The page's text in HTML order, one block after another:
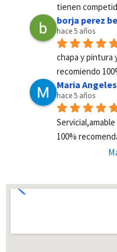
tienen
borja perez
hace 5 años
chapa y pintura
recomiendo
Maria
hace 5 años
100%